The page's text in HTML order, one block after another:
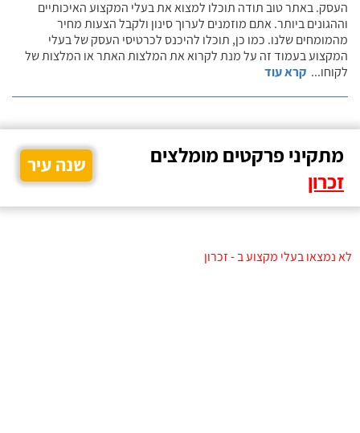
העסק. באתר טוב תודה תוכלו למצוא את בעלי המקצוע האיכותיים
וההגונים ביותר. אתם מוזמנים לערוך סינון ולקבל הצעות מחיר
מהמומחים שלנו. כמו כן, תוכלו להיכנס לכרטיסי העסק של בעלי
המקצוע בעמוד זה על מנת לקרוא את המלצות האתר או המלצות של
לקוחו... קרא עוד
מתקיני פרקטים מומלצים
זכרון
שנה עיר
לא נמצאו בעלי מקצוע ב - זכרון